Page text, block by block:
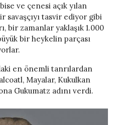
ve çenesi açık yılan
tasvir ediyor gibi
bir zamanlar yaklaşık 1.000
bir heykelin parçası
en önemli tanrılardan
Mayalar, Kukulkan
Gukumatz adını verdi.